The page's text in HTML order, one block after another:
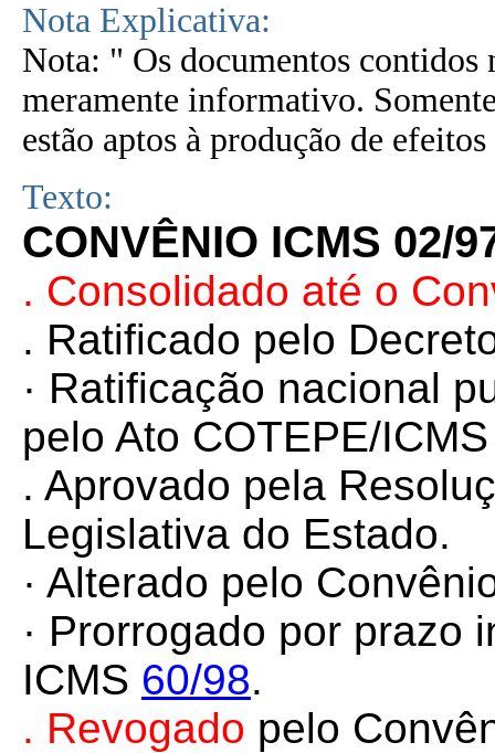
Nota Explicativa:
Nota: " Os documentos contidos
meramente informativo.
estão aptos à produção de
Texto:
CONVÊNIO ICMS 02/
. Consolidado até o
. Ratificado pelo
· Ratificação nacional
pelo Ato COTEPE/
. Aprovado pela
Legislativa do Estado.
· Alterado pelo
· Prorrogado por prazo
ICMS 60/98.
. Revogado pelo